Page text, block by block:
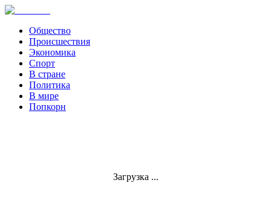
Общество
Происшествия
Экономика
Спорт
В стране
Политика
В мире
Попкорн
Загрузка ...